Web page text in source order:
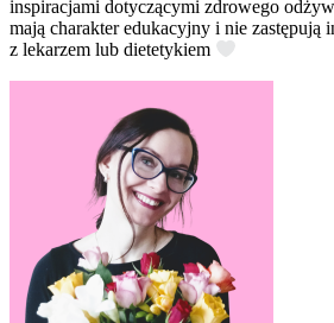
inspiracjami dotyczącymi zdrowego
mają charakter edukacyjny i nie
z lekarzem lub dietetykiem